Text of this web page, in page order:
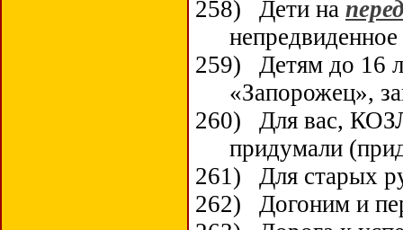
258)
Дети на
259)
Детям до 16
«Запорожец»,
260)
Для вас,
придумали
261)
Для старых
262)
Догоним и